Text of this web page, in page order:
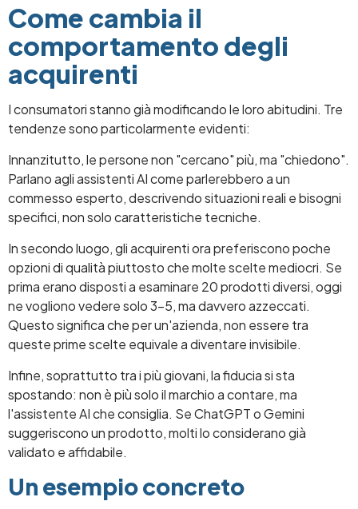
Come cambia il
comportamento degli
acquirenti
I consumatori stanno già modificando le loro abitudini. Tre
tendenze sono particolarmente evidenti:
Innanzitutto, le persone non "cercano" più, ma "chiedono".
Parlano agli assistenti AI come parlerebbero a un
commesso esperto, descrivendo situazioni reali e bisogni
specifici, non solo caratteristiche tecniche.
In secondo luogo, gli acquirenti ora preferiscono poche
opzioni di qualità piuttosto che molte scelte mediocri. Se
prima erano disposti a esaminare 20 prodotti diversi, oggi
ne vogliono vedere solo 3-5, ma davvero azzeccati.
Questo significa che per un'azienda, non essere tra
queste prime scelte equivale a diventare invisibile.
Infine, soprattutto tra i più giovani, la fiducia si sta
spostando: non è più solo il marchio a contare, ma
l'assistente AI che consiglia. Se ChatGPT o Gemini
suggeriscono un prodotto, molti lo considerano già
validato e affidabile.
Un esempio concreto